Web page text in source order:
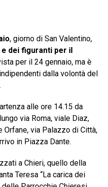
, giorno di San Valentino,
dei figuranti per il
per il 24 gennaio, ma è
dalla volontà del
alle ore 14.15 da
via Roma, viale Diaz,
via Palazzo di Città,
in Piazza Dante.
a Chieri, quello della
Teresa “La carica dei